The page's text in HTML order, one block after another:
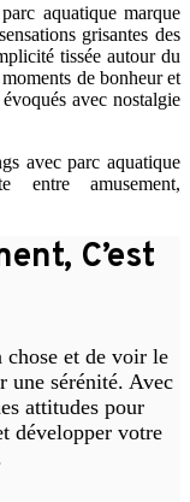
aquatique marque
grisantes des
tissée autour du
de bonheur et
avec nostalgie
avec parc aquatique
entre amusement,
C’est
chose et de voir le
une sérénité. Avec
attitudes pour
développer votre